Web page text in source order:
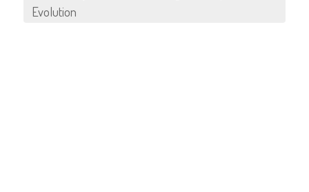
Evolution